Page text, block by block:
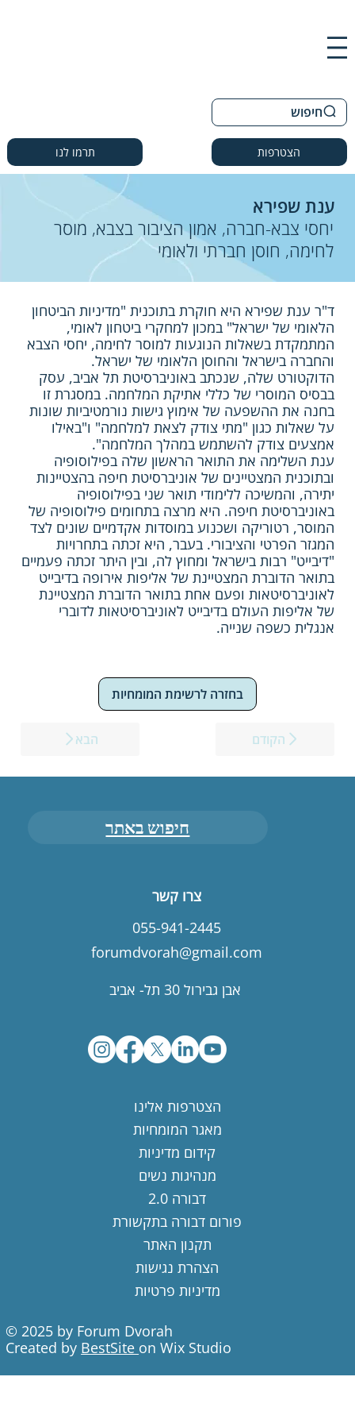
תרמו לנו הצטרפות
חיפוש
ענת שפירא
יחסי צבא-חברה, אמון הציבור בצבא, מוסר
לחימה, חוסן חברתי ולאומי
הבא
בחזרה לרשימת המומחיות
הקודם
ד"ר ענת שפירא היא חוקרת בתוכנית "מדיניות הביטחון
הלאומי של ישראל" במכון למחקרי ביטחון לאומי,
המתמקדת בשאלות הנוגעות למוסר לחימה, יחסי הצבא
והחברה בישראל והחוסן הלאומי של ישראל.
הדוקטורט שלה, שנכתב באוניברסיטת תל אביב, עסק
בבסיס המוסרי של כללי אתיקת המלחמה. במסגרת זו
בחנה את ההשפעה של אימוץ גישות נורמטיביות שונות
על שאלות כגון "מתי צודק לצאת למלחמה" ו"באילו
אמצעים צודק להשתמש במהלך המלחמה".
ענת השלימה את התואר הראשון שלה בפילוסופיה
ובתוכנית המצטיינים של אוניברסיטת חיפה בהצטיינות
יתירה, והמשיכה ללימודי תואר שני בפילוסופיה
באוניברסיטת חיפה. היא מרצה בתחומים פילוסופיה של
המוסר, רטוריקה ושכנוע במוסדות אקדמיים שונים לצד
המגזר הפרטי והציבורי. בעבר, היא זכתה בתחרויות
"דיבייט" רבות בישראל ומחוץ לה, ובין היתר זכתה פעמיים
בתואר הדוברת המצטיינת של אליפות אירופה בדיבייט
לאוניברסיטאות ופעם אחת בתואר הדוברת המצטיינת
של אליפות העולם בדיבייט לאוניברסיטאות לדוברי
אנגלית כשפה שנייה.
צרו קשר
055-941-2445
forumdvorah@gmail.com
אבן גבירול 30 תל- אביב
הצטרפות אלינו
מאגר המומחיות
קידום מדיניות
מנהיגות נשים
דבורה 2.0
פורום דבורה בתקשורת
תקנון האתר
הצהרת נגישות
מדיניות פרטיות
© 2025 by Forum Dvorah
Created by BestSite on Wix Studio
חיפוש באתר